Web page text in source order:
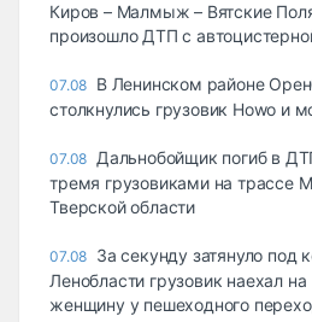
Киров – Малмыж – Вятские
произошло ДТП с
07.08 В Ленинском районе
столкнулись грузовик Howo и
07.08 Дальнобойщик погиб в
тремя грузовиками на трассе
Тверской области
07.08 За секунду затянуло под
Ленобласти грузовик наехал на
женщину у пешеходного